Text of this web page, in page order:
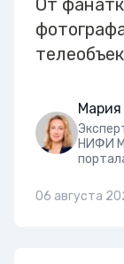
От
НИФИ
06 августа